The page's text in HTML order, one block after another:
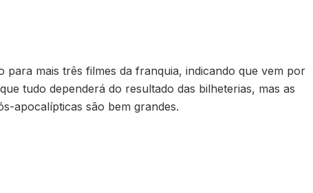
mais três filmes da franquia, indicando que vem por
tudo dependerá do resultado das bilheterias, mas as
apocalípticas são bem grandes.